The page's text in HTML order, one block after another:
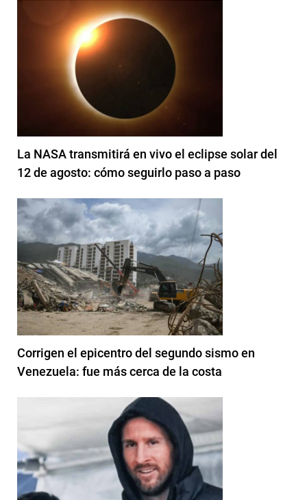
La NASA transmitirá en vivo el eclipse solar del
12 de agosto: cómo seguirlo paso a paso
Corrigen el epicentro del segundo sismo en
Venezuela: fue más cerca de la costa